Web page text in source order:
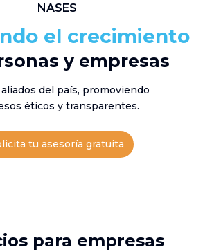
NASES
el crecimiento
y empresas
del país, promoviendo
éticos y transparentes.
tu asesoría gratuita
para empresas